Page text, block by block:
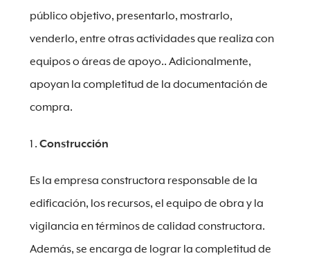
público objetivo, presentarlo, mostrarlo,
venderlo, entre otras actividades que realiza con
equipos o áreas de apoyo.. Adicionalmente,
apoyan la completitud de la documentación de
compra.
Construcción
Es la empresa constructora responsable de la
edificación, los recursos, el equipo de obra y la
vigilancia en términos de calidad constructora.
Además, se encarga de lograr la completitud de